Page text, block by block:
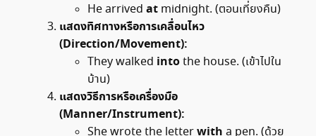
He arrived atmidnight. (ตอนเที่ยงคืน)
แสดงทิศทางหรือการเคลื่อนไหว
(Direction/Movement):
They walked intothe house. (เข้าไปใน
บ้าน)
แสดงวิธีการหรือเครื่องมือ
(Manner/Instrument):
She wrote the letterwith a pen. (ด้วย